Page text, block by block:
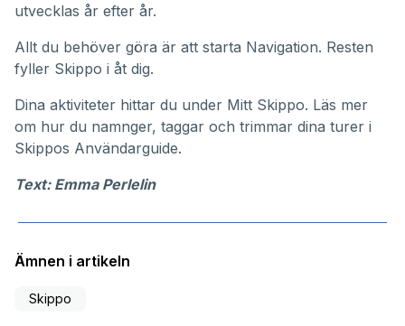
utvecklas år efter år.
Allt du behöver göra är att starta Navigation. Resten
fyller Skippo i åt dig.
Dina aktiviteter hittar du under Mitt Skippo. Läs mer
om hur du namnger, taggar och trimmar dina turer i
Skippos Användarguide.
Text: Emma Perlelin
Ämnen i artikeln
Skippo